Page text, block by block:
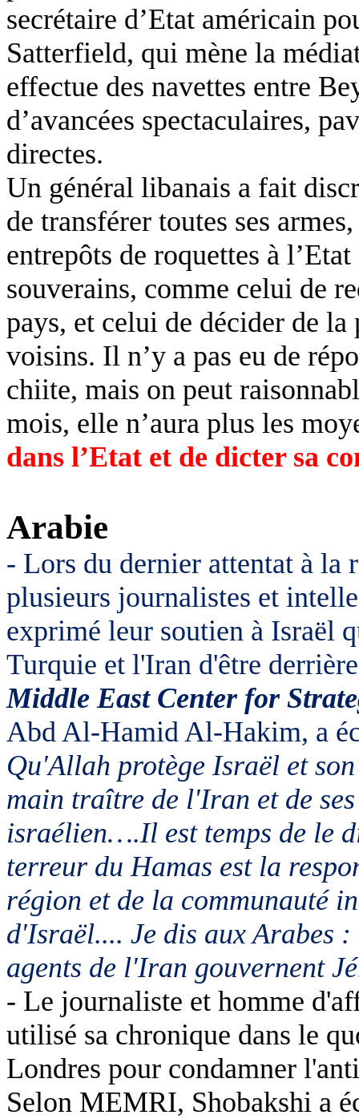
secrétaire d’Etat américain
Satterfield, qui mène la
effectue des navettes entre
d’avancées spectaculaires,
directes.
Un général libanais a fait
de transférer toutes ses
entrepôts de roquettes à
souverains, comme celui de
pays, et celui de décider de
voisins. Il n’y a pas eu de
chiite, mais on peut
mois, elle n’aura plus les
dans l’Etat et de dicter sa
Arabie
- Lors du dernier attentat à la
plusieurs journalistes et
exprimé leur soutien à Israël
Turquie et l'Iran d'être
Middle East Center for
Abd Al-Hamid Al-Hakim, a
Qu'Allah protège Israël et
main traître de l'Iran et de
israélien….Il est temps de le
terreur du Hamas est la
région et de la communauté
d'Israël.... Je dis aux Arabes :
agents de l'Iran gouvernent
- Le journaliste et homme
utilisé sa chronique dans le
Londres pour condamner
Selon MEMRI, Shobakshi a